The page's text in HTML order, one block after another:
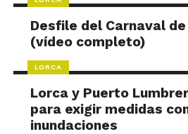
Desfile del Carnaval
(vídeo completo)
LORCA
Lorca y Puerto
para exigir medidas
inundaciones